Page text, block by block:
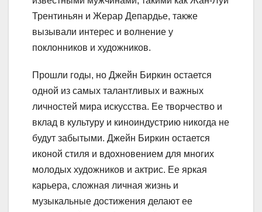
Трентиньян и Жерар Депардье, также
вызывали интерес и волнение у
поклонников и художников.
Прошли годы, но Джейн Биркин остается
одной из самых талантливых и важных
личностей мира искусства. Ее творчество и
вклад в культуру и киноиндустрию никогда не
будут забытыми. Джейн Биркин остается
иконой стиля и вдохновением для многих
молодых художников и актрис. Ее яркая
карьера, сложная личная жизнь и
музыкальные достижения делают ее